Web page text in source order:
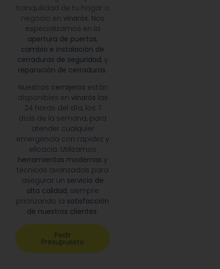
tranquilidad de tu hogar o
negocio en vinaròs. Nos
especializamos en la
apertura de puertas,
cambio e instalación de
cerraduras de seguridad, y
reparación de cerraduras.
Nuestros cerrajeros están
disponibles en vinaròs las
24 horas del día, los 7
días de la semana, para
atender cualquier
emergencia con rapidez y
eficacia. Utilizamos
herramientas modernas y
técnicas avanzadas para
asegurar un servicio de
alta calidad, siempre
priorizando la satisfacción
de nuestros clientes.
Pedir
Presupuesto